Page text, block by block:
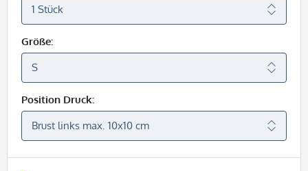
Größe:
Position Druck: